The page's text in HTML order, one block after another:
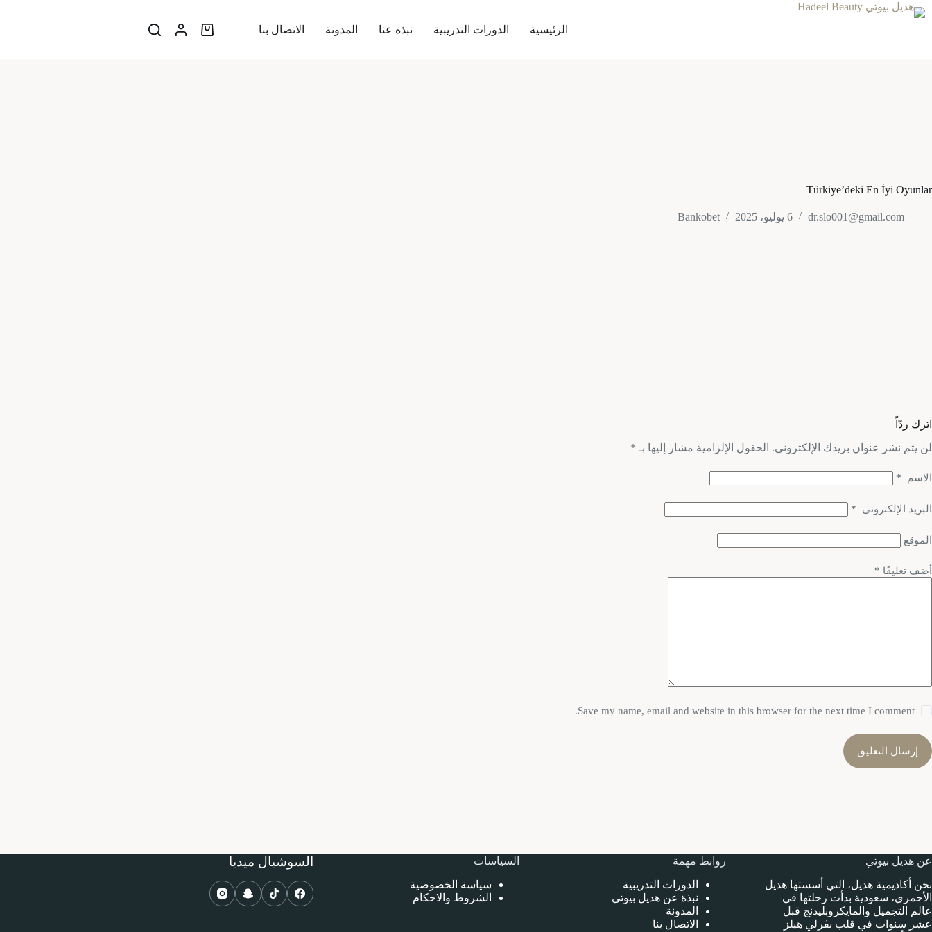
التجاوز
إلى
الرئيسية الدورات التدريبية نبذة عنا المدونة الاتصال بنا
عربة
Türkiye’deki En İyi Oyunlar
dr.slo001@gmail.com 6 يوليو، 2025 Bankobet
اترك ردّاً
لن يتم نشر عنوان بريدك الإلكتروني. الحقول الإلزامية مشار إليها بـ *
الاسم *
البريد الإلكتروني *
الموقع
أضف تعليقًا *
Save my name, email and website in this browser for the next time I comment.
إرسال التعليق
عن هديل بيوتي
نحن أكاديمية هديل، التي أسستها هديل
الأحمري، سعودية بدأت رحلتها في
عالم التجميل والمايكروبليدنج قبل
عشر سنوات في قلب بڤرلي هيلز
روابط مهمة
الدورات التدريبية
نبذة عن هديل بيوتي
المدونة
الاتصال بنا
السياسات
سياسة الخصوصية
الشروط والاحكام
السوشيال ميديا